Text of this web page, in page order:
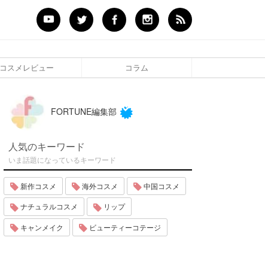
コスメレビュー コラム
FORTUNE編集部
人気のキーワード
いま話題になっているキーワード
新作コスメ 海外コスメ 中国コスメ
ナチュラルコスメ リップ
キャンメイク ビューティーコテージ